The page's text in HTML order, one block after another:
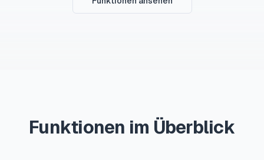
Funktionen im Überblick